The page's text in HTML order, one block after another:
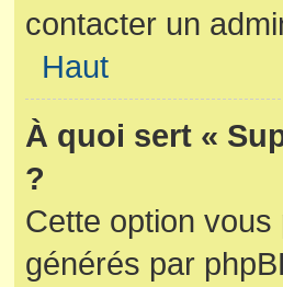
contacter un
Haut
À quoi sert «
?
Cette option vous
générés par